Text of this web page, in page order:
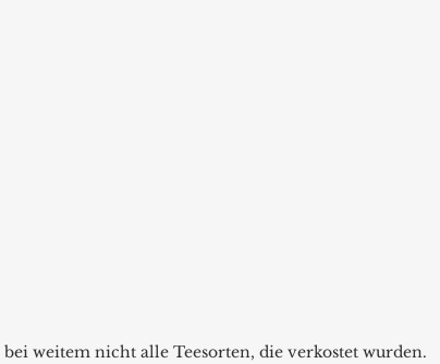
bei weitem nicht alle Teesorten, die verkostet wurden.